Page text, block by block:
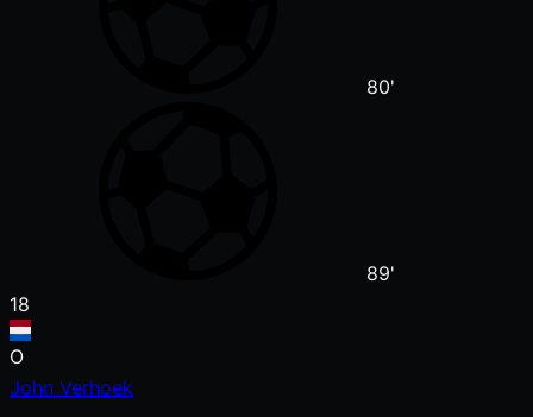
80'
89'
18
O
John Verhoek